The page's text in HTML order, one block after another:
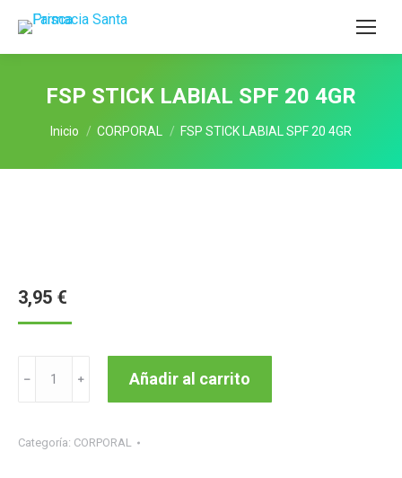
FSP STICK LABIAL SPF 20 4GR
Estás aquí:
Inicio CORPORAL FSP STICK LABIAL SPF 20 4GR
3,95 €
SPF
Añadir al carrito
Categoría: CORPORAL